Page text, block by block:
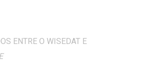
ENTRE O WISEDAT E